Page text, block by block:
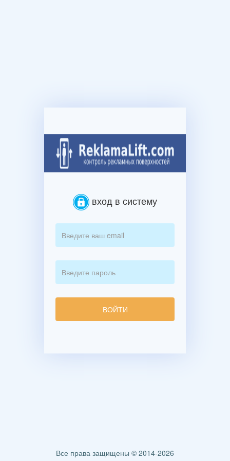
вход в систему
Все права защищены © 2014-2026